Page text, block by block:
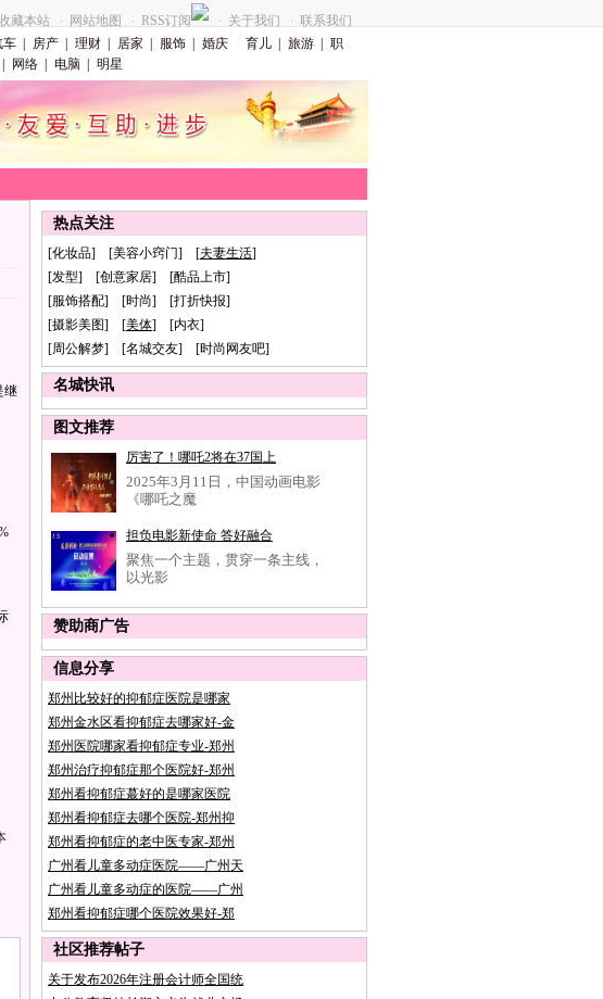
藏本站 · 网站地图 · RSS订阅 · 关于我们 ·
联系我们
车 房产 理财 居家 服饰 婚庆 育儿 旅游
职
网络 电脑 明星
继
热点关注
[化妆品] [美容小窍门] [夫妻生活]
[发型] [创意家居] [酷品上市]
[服饰搭配] [时尚] [打折快报]
[摄影美图] [美体] [内衣]
[周公解梦] [名城交友] [时尚网友吧]
名城快讯
图文推荐
厉害了！哪吒2将在37国上
2025年3月11日，中国动画电影
《哪吒之魔
担负电影新使命 答好融合
聚焦一个主题，贯穿一条主线，
以光影
赞助商广告
信息分享
郑州比较好的抑郁症医院是哪家
郑州金水区看抑郁症去哪家好-金
郑州医院哪家看抑郁症专业-郑州
郑州治疗抑郁症那个医院好-郑州
郑州看抑郁症蕞好的是哪家医院
郑州看抑郁症去哪个医院-郑州抑
郑州看抑郁症的老中医专家-郑州
广州看儿童多动症医院——广州天
广州看儿童多动症的医院——广州
郑州看抑郁症哪个医院效果好-郑
社区推荐帖子
关于发布2026年注册会计师全国统